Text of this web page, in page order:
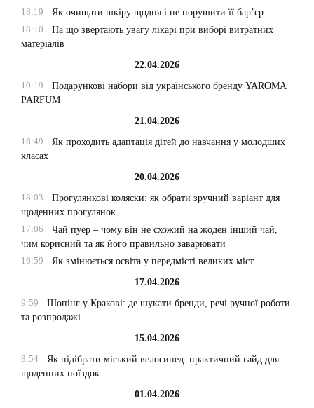
18:19
Як очищати шкіру щодня і не порушити її бар’єр
18:10
На що звертають увагу лікарі при виборі витратних
матеріалів
22.04.2026
10:19
Подарункові набори від українського бренду YAROMA
PARFUM
21.04.2026
16:49
Як проходить адаптація дітей до навчання у молодших
класах
20.04.2026
18:03
Прогулянкові коляски: як обрати зручний варіант для
щоденних прогулянок
17:06
Чай пуер – чому він не схожий на жоден інший чай,
чим корисний та як його правильно заварювати
16:59
Як змінюється освіта у передмісті великих міст
17.04.2026
9:59
Шопінг у Кракові: де шукати бренди, речі ручної роботи
та розпродажі
15.04.2026
8:54
Як підібрати міський велосипед: практичний гайд для
щоденних поїздок
01.04.2026